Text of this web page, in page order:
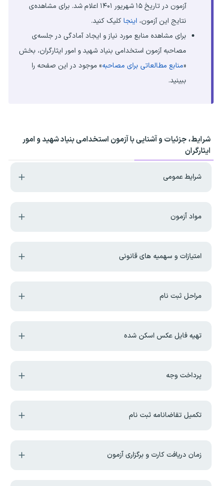
آزمون در تاریخ ۱۵ شهریور ۱۴۰۱ اعلام شد. برای مشاهده‌ی
نتایج این آزمون، اینجاکلیک کنید.
برای مشاهده منابع مورد نیاز و ایجاد آمادگی در جلسه‌ی
مصاحبه آزمون استخدامی بنیاد شهید و امور ایثارگران، بخش
«منابع مطالعاتی برای مصاحبه» موجود در این صفحه را
ببینید.
شرایط، جزئیات و آشنایی با آزمون استخدامی بنیاد شهید و امور
ایثارگران
شرایط عمومی
مواد آزمون
امتیازات و سهمیه های قانونی
مراحل ثبت نام
تهیه فایل عکس اسکن شده
پرداخت وجه
تکمیل تقاضانامه ثبت نام
زمان دریافت کارت و برگزاری آزمون